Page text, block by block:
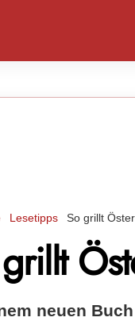
Lesetipps So grillt
neuen